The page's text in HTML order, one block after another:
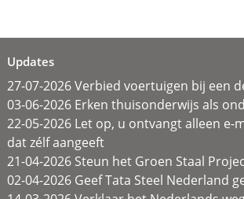
Updates
27-07-2026 Verbied voertuigen bij een
03-06-2026 Erken thuisonderwijs als
22-05-2026 Let op, u ontvangt alleen e-
dat zélf aangeeft
21-04-2026 Steun het Groen Staal
02-04-2026 Geef Tata Steel Nederland